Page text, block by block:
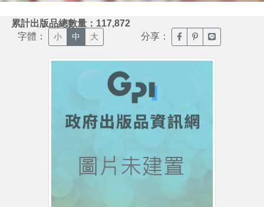
累計出版品總數量：117,872
字體： 小 中 大 分享： 臉書分享(另開新視窗)
噗浪分享(另開新
Line分享(另